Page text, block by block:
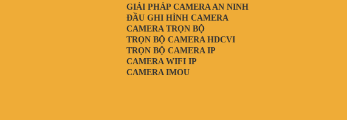
GIẢI PHÁP CAMERA AN NINH
CAMERA WIFI IP
CAMERA IMOU
CAMERA TRỌN BỘ
TRỌN BỘ CAMERA IP
TRỌN BỘ CAMERA HDCVI
ĐẦU GHI HÌNH CAMERA